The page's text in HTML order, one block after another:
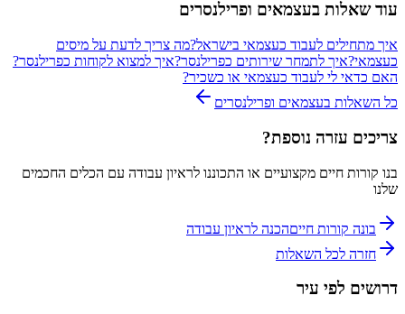
עוד שאלות בעצמאים ופרילנסרים
איך מתחילים לעבוד כעצמאי בישראל?מה צריך לדעת על מיסים
כעצמאי?איך לתמחר שירותים כפרילנסר?איך למצוא לקוחות כפרילנסר?
האם כדאי לי לעבוד כעצמאי או כשכיר?
כל השאלות בעצמאים ופרילנסרים
צריכים עזרה נוספת?
בנו קורות חיים מקצועיים או התכוננו לראיון עבודה עם הכלים החכמים
שלנו
בונה קורות חייםהכנה לראיון עבודה
חזרה לכל השאלות
דרושים לפי עיר